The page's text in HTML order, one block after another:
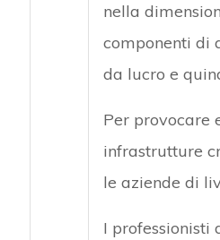
nella
componenti di
da lucro e
Per provocare
infrastrutture
le aziende di
I professionisti